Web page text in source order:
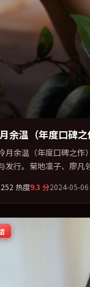
余温（年度口碑之
月余温（年度口碑之
发行。菊地凛子、廖凡
类型为骨架，在叙事、
02-18 在内地院线及
口碑稳健，适合喜欢强
热度9.3 分2024-05-06